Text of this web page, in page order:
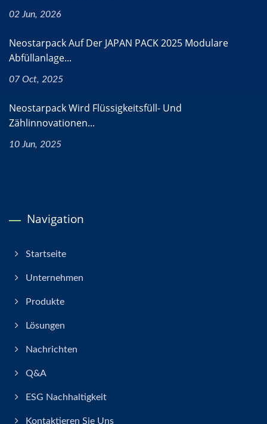
02 Jun, 2026
Neostarpack Auf Der JAPAN PACK 2025 Modulare
Abfüllanlage...
07 Oct, 2025
Neostarpack Wird Flüssigkeitsfüll- Und
Zählinnovationen...
10 Jun, 2025
Navigation
Startseite
Unternehmen
Produkte
Lösungen
Nachrichten
Q&A
ESG Nachhaltigkeit
Kontaktieren Sie Uns